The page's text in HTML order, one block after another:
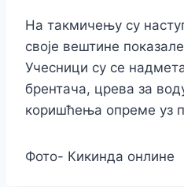
На такмичењу су
своје вештине
Учесници су се
брентача, црева за
коришћења опреме уз
Фото- Кикинда онлине